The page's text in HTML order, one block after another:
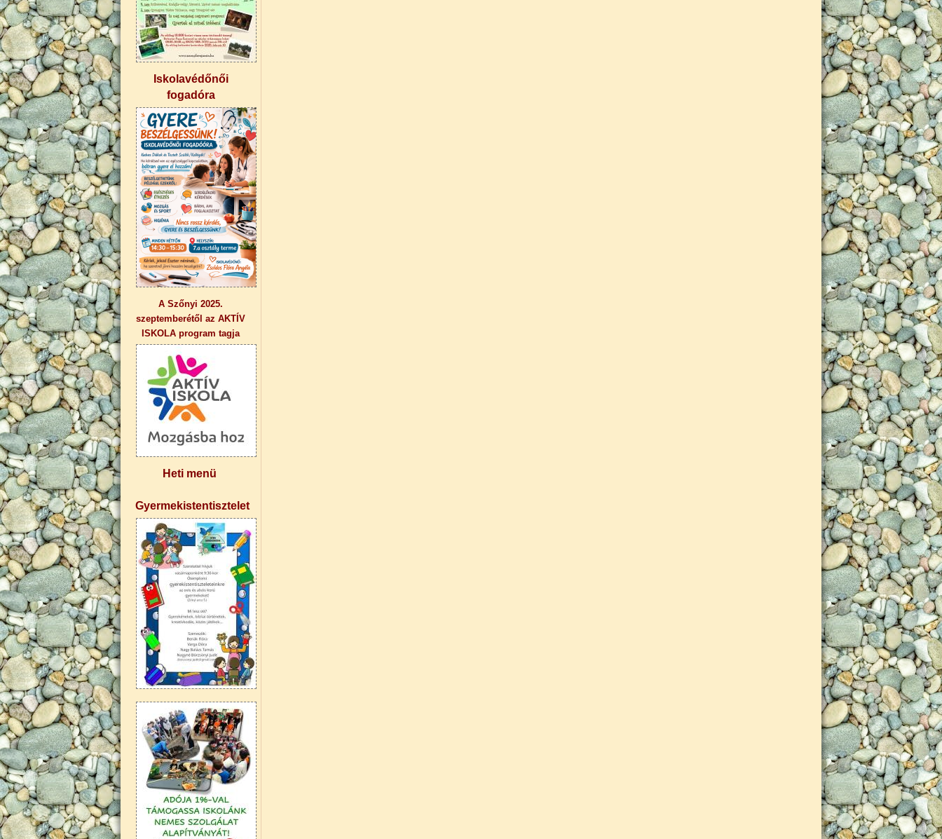
Iskolavédőnői
fogadóra
A Szőnyi 2025.
szeptemberétől az AKTÍV
ISKOLA program tagja
Heti menü
Gyermekistentisztelet